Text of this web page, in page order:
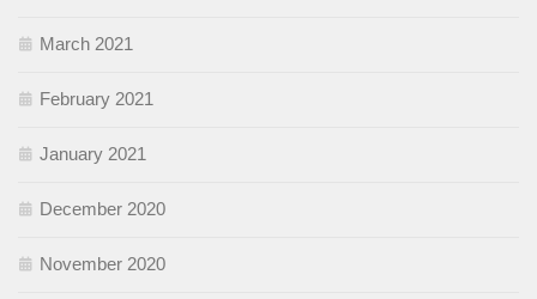
March 2021
February 2021
January 2021
December 2020
November 2020